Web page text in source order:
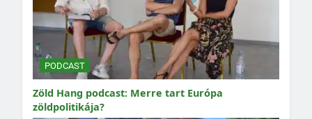
PODCAST
Zöld Hang podcast: Merre tart Európa
zöldpolitikája?